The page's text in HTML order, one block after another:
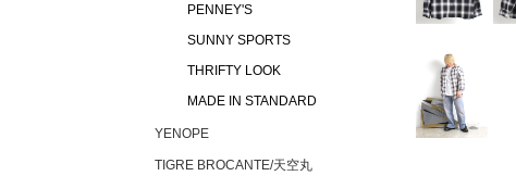
PENNEY'S
SUNNY SPORTS
THRIFTY LOOK
MADE IN STANDARD
YENOPE
TIGRE BROCANTE/天空丸